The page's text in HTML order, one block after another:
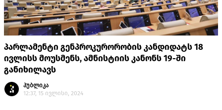
პარლამენტი გენპროკურორობის კანდიდატს 18
ივლისს მოუსმენს, ამნისტიის კანონს 19-ში
განიხილავს
პუბლიკა
12:37, 15 ივლისი, 2024